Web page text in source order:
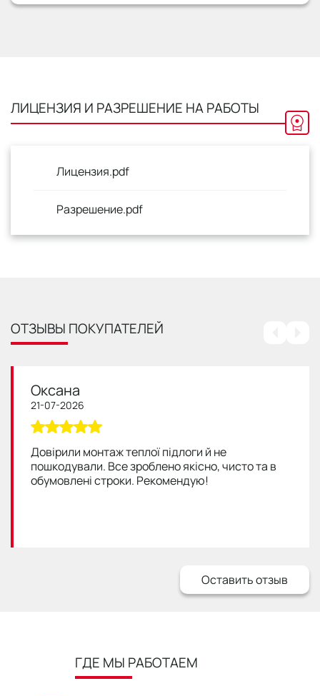
ЛИЦЕНЗИЯ И РАЗРЕШЕНИЕ НА РАБОТЫ
Лицензия.pdf
Разрешение.pdf
ОТЗЫВЫ ПОКУПАТЕЛЕЙ
Оксана
21-07-2026
Довірили монтаж теплої підлоги й не
пошкодували. Все зроблено якісно, чисто та в
обумовлені строки. Рекомендую!
Оставить отзыв
ГДЕ МЫ РАБОТАЕМ